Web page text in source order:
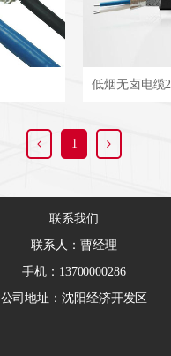
低烟无卤电缆2
1
联系我们
联系人：曹经理
手机：13700000286
公司地址：沈阳经济开发区